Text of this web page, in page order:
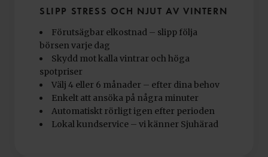
SLIPP STRESS OCH NJUT AV VINTERN
Förutsägbar elkostnad – slipp följa
börsen varje dag
Skydd mot kalla vintrar och höga
spotpriser
Välj 4 eller 6 månader – efter dina behov
Enkelt att ansöka på några minuter
Automatiskt rörligt igen efter perioden
Lokal kundservice – vi känner Sjuhärad